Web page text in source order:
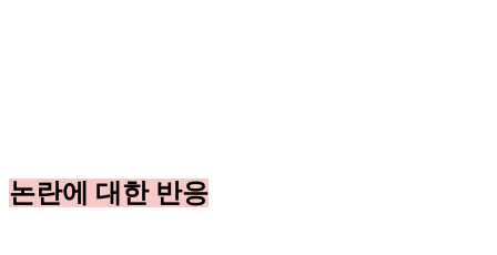
논란에 대한 반응